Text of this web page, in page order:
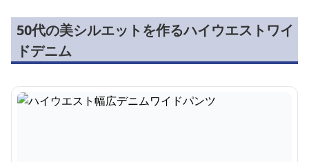
50代の美シルエットを作るハイウエストワイ
ドデニム